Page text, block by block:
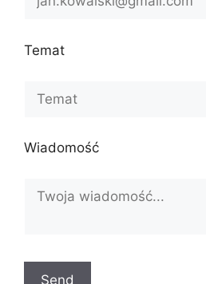
Temat
Wiadomość